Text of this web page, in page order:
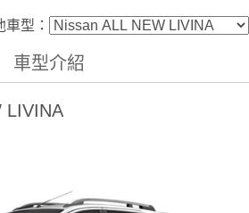
車型：
車型介紹
LIVINA